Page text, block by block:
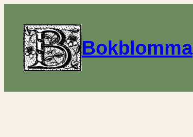
Bokblomma